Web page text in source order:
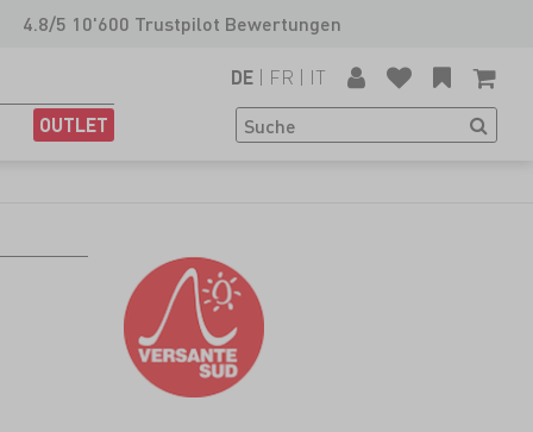
4.8/5 10'600 Trustpilot Bewertungen
OUTLET
DE | FR | IT